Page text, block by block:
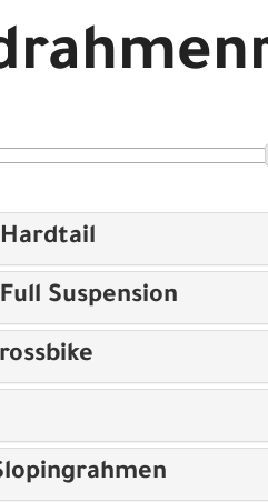
Suspension